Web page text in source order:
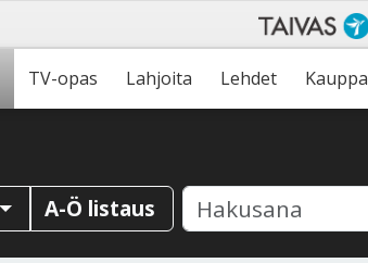
TV-opas Lahjoita Lehdet Kauppa
A-Ö listaus